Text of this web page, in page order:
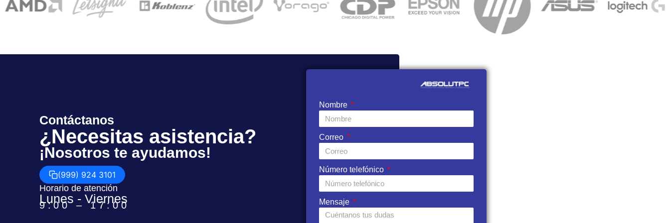
Nombre
Correo
Número telefónico
Mensaje
Contáctanos
¿Necesitas asistencia?
¡Nosotros te ayudamos!
(999) 924 3101
Horario de atención
Lunes - Viernes
9:00 – 17:00